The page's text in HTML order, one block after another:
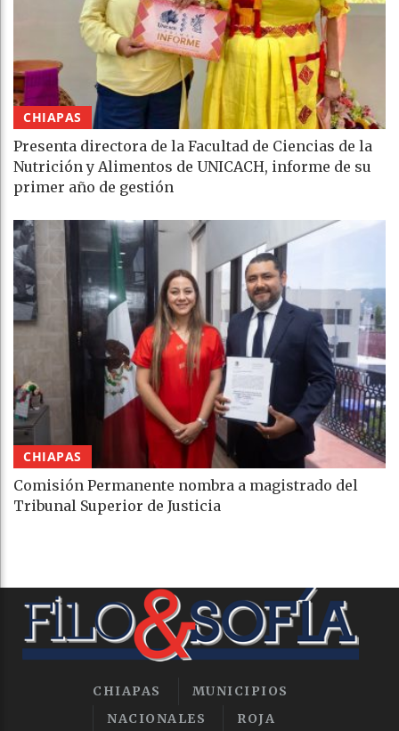
CHIAPAS
Presenta directora de la Facultad de Ciencias de la
Nutrición y Alimentos de UNICACH, informe de su
primer año de gestión
CHIAPAS
Comisión Permanente nombra a magistrado del
Tribunal Superior de Justicia
CHIAPAS
MUNICIPIOS
NACIONALES
ROJA